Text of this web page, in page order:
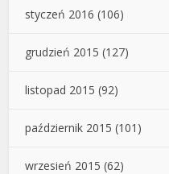
styczeń 2016 (106)
grudzień 2015 (127)
listopad 2015 (92)
październik 2015 (101)
wrzesień 2015 (62)